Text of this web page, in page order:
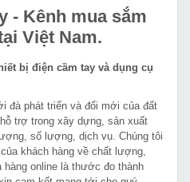
- Kênh mua sắm
Việt Nam.
bị điện cầm tay và dụng cụ
đà phát triển và đổi mới của đất
trợ trong xây dựng, sản xuất
số lượng, dịch vụ. Chúng tôi
khách hàng về chất lượng,
online là thước đo thành